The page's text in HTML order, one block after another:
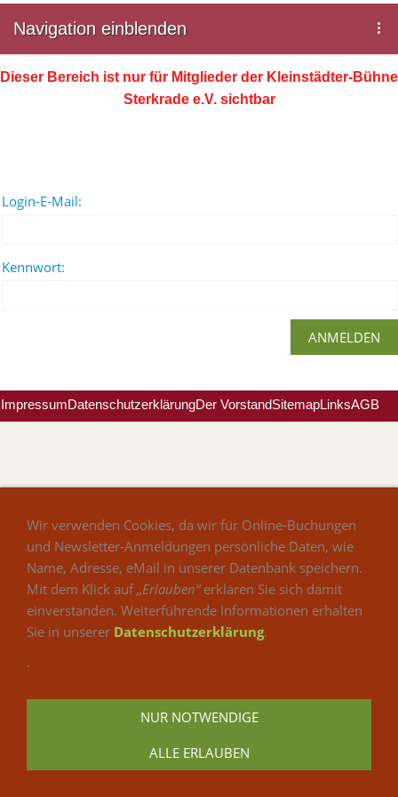
Navigation einblenden
Dieser Bereich ist nur für Mitglieder der Kleinstädter-Bühne
Sterkrade e.V. sichtbar
Login-E-Mail:
Kennwort:
ImpressumDatenschutzerklärungDer VorstandSitemapLinksAGB
Wir verwenden Cookies, da wir für Online-Buchungen
und Newsletter-Anmeldungen persönliche Daten, wie
Name, Adresse, eMail in unserer Datenbank speichern.
Mit dem Klick auf„Erlauben“erklären Sie sich damit
einverstanden. Weiterführende Informationen erhalten
Sie in unserer Datenschutzerklärung.
.
NUR NOTWENDIGE
ALLE ERLAUBEN